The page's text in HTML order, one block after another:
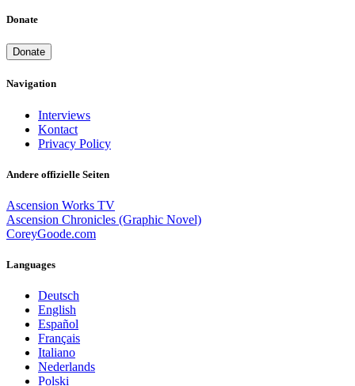
Donate
Donate
Navigation
Interviews
Kontact
Privacy Policy
Andere offizielle Seiten
Ascension Works TV
Ascension Chronicles (Graphic Novel)
CoreyGoode.com
Languages
Deutsch
English
Español
Français
Italiano
Nederlands
Polski